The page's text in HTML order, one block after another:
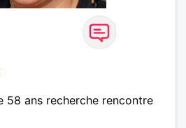
58 ans recherche rencontre